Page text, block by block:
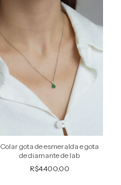
Colar gota de esmeralda e gota
de diamante de lab
R$4.400,00